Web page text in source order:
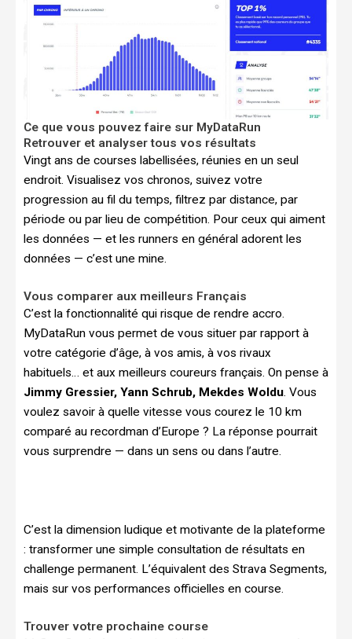
Ce que vous pouvez faire sur MyDataRun
Retrouver et analyser tous vos résultats
Vingt ans de courses labellisées, réunies en un seul
endroit. Visualisez vos chronos, suivez votre
progression au fil du temps, filtrez par distance, par
période ou par lieu de compétition. Pour ceux qui aiment
les données — et les runners en général adorent les
données — c’est une mine.
Vous comparer aux meilleurs Français
C’est la fonctionnalité qui risque de rendre accro.
MyDataRun vous permet de vous situer par rapport à
votre catégorie d’âge, à vos amis, à vos rivaux
habituels… et aux meilleurs coureurs français. On pense à
Jimmy Gressier, Yann Schrub, Mekdes Woldu. Vous
voulez savoir à quelle vitesse vous courez le 10 km
comparé au recordman d’Europe ? La réponse pourrait
vous surprendre — dans un sens ou dans l’autre.
C’est la dimension ludique et motivante de la plateforme
: transformer une simple consultation de résultats en
challenge permanent. L’équivalent des Strava Segments,
mais sur vos performances officielles en course.
Trouver votre prochaine course